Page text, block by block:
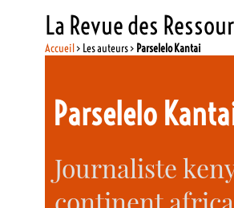
La Revue des
Accueil> Les auteurs > Parselelo Kantai
Parselelo
Journaliste